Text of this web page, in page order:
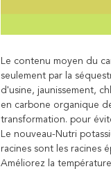
Le contenu moyen du
seulement par la
d'usine, jaunissement,
en carbone organique
transformation. pour
Le nouveau-Nutri
racines sont les racines
Améliorez la